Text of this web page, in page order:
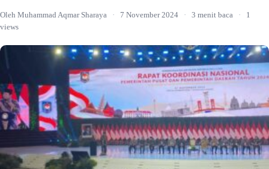
Oleh Muhammad Aqmar Sharaya · 7 November 2024 · 3 menit baca ·
1
views